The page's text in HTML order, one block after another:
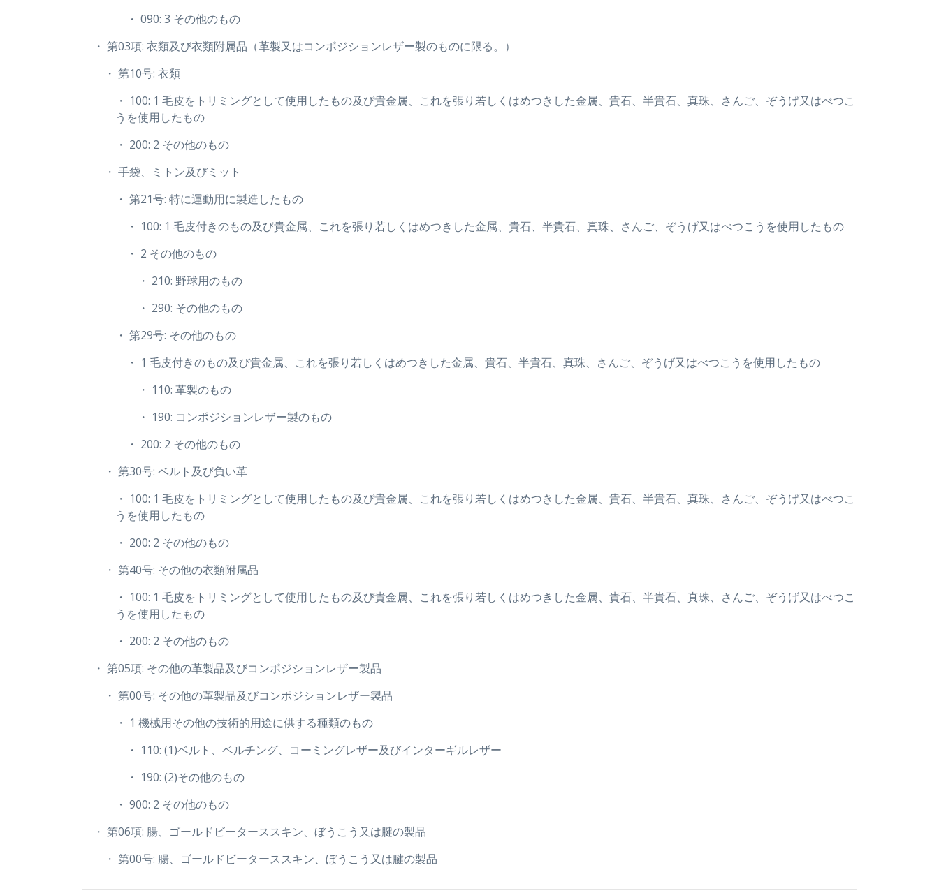
・ 090: 3 その他のもの
・ 第03項: 衣類及び衣類附属品（革製又はコンポジションレザー製のものに限る。）
・ 第10号: 衣類
・ 100: 1 毛皮をトリミングとして使用したもの及び貴金属、これを張り若しくはめつきした金属、貴石、半貴石、真珠、さんご、ぞうげ又はべつこ
うを使用したもの
・ 200: 2 その他のもの
・ 手袋、ミトン及びミット
・ 第21号: 特に運動用に製造したもの
・ 100: 1 毛皮付きのもの及び貴金属、これを張り若しくはめつきした金属、貴石、半貴石、真珠、さんご、ぞうげ又はべつこうを使用したもの
・ 2 その他のもの
・ 210: 野球用のもの
・ 290: その他のもの
・ 第29号: その他のもの
・ 1 毛皮付きのもの及び貴金属、これを張り若しくはめつきした金属、貴石、半貴石、真珠、さんご、ぞうげ又はべつこうを使用したもの
・ 110: 革製のもの
・ 190: コンポジションレザー製のもの
・ 200: 2 その他のもの
・ 第30号: ベルト及び負い革
・ 100: 1 毛皮をトリミングとして使用したもの及び貴金属、これを張り若しくはめつきした金属、貴石、半貴石、真珠、さんご、ぞうげ又はべつこ
うを使用したもの
・ 200: 2 その他のもの
・ 第40号: その他の衣類附属品
・ 100: 1 毛皮をトリミングとして使用したもの及び貴金属、これを張り若しくはめつきした金属、貴石、半貴石、真珠、さんご、ぞうげ又はべつこ
うを使用したもの
・ 200: 2 その他のもの
・ 第05項: その他の革製品及びコンポジションレザー製品
・ 第00号: その他の革製品及びコンポジションレザー製品
・ 1 機械用その他の技術的用途に供する種類のもの
・ 110: (1)ベルト、ベルチング、コーミングレザー及びインターギルレザー
・ 190: (2)その他のもの
・ 900: 2 その他のもの
・ 第06項: 腸、ゴールドビーターススキン、ぼうこう又は腱の製品
・ 第00号: 腸、ゴールドビーターススキン、ぼうこう又は腱の製品